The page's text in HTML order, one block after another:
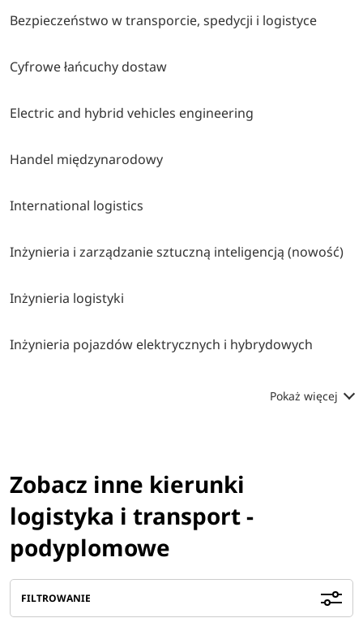
Bezpieczeństwo w transporcie, spedycji i logistyce
Cyfrowe łańcuchy dostaw
Electric and hybrid vehicles engineering
Handel międzynarodowy
International logistics
Inżynieria i zarządzanie sztuczną inteligencją (nowość)
Inżynieria logistyki
Inżynieria pojazdów elektrycznych i hybrydowych
Pokaż więcej
Zobacz inne kierunki
logistyka i transport -
podyplomowe
FILTROWANIE